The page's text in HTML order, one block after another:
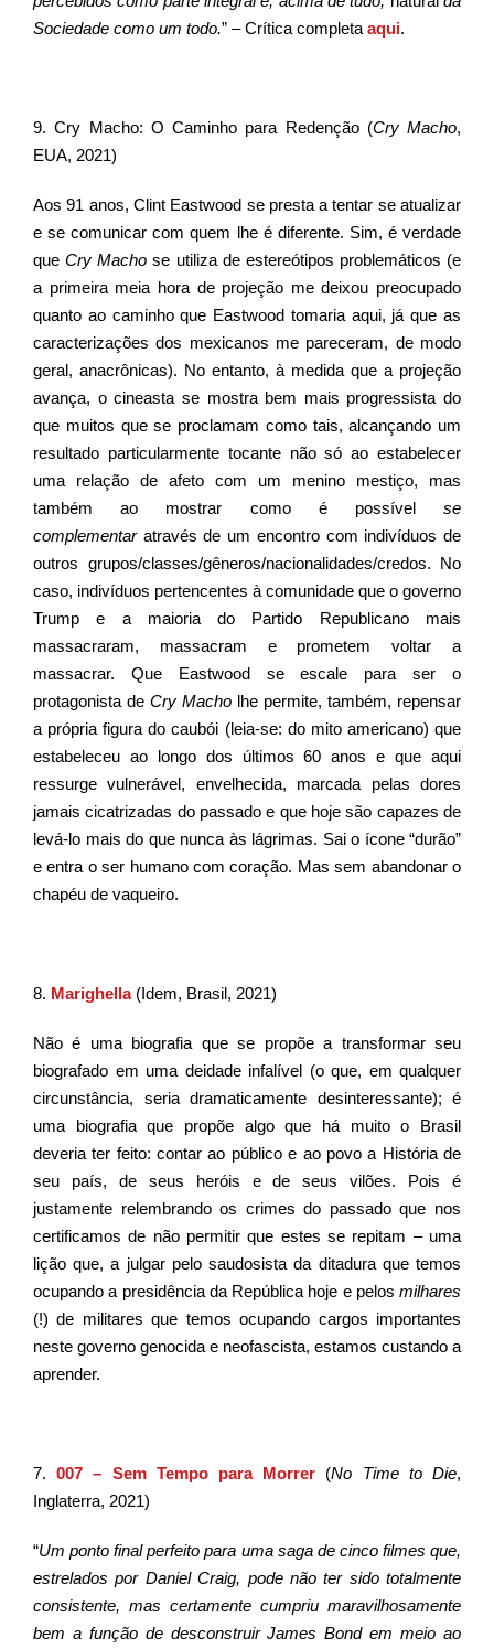
Sociedade como um todo.” – Crítica completa aqui.
9. Cry Macho: O Caminho para Redenção (Cry Macho,
EUA, 2021)
Aos 91 anos, Clint Eastwood se presta a tentar se atualizar
e se comunicar com quem lhe é diferente. Sim, é verdade
queCry Macho se utiliza de estereótipos problemáticos (e
a primeira meia hora de projeção me deixou preocupado
quanto ao caminho que Eastwood tomaria aqui, já que as
caracterizações dos mexicanos me pareceram, de modo
geral, anacrônicas). No entanto, à medida que a projeção
avança, o cineasta se mostra bem mais progressista do
que muitos que se proclamam como tais, alcançando um
resultado particularmente tocante não só ao estabelecer
uma relação de afeto com um menino mestiço, mas
também ao mostrar como é possível se
complementar através de um encontro com indivíduos de
outros grupos/classes/gêneros/nacionalidades/credos. No
caso, indivíduos pertencentes à comunidade que o governo
Trump e a maioria do Partido Republicano mais
massacraram, massacram e prometem voltar a
massacrar. Que Eastwood se escale para ser o
protagonista de Cry Macho lhe permite, também, repensar
a própria figura do caubói (leia-se: do mito americano) que
estabeleceu ao longo dos últimos 60 anos e que aqui
ressurge vulnerável, envelhecida, marcada pelas dores
jamais cicatrizadas do passado e que hoje são capazes de
levá-lo mais do que nunca às lágrimas. Sai o ícone “durão”
e entra o ser humano com coração. Mas sem abandonar o
chapéu de vaqueiro.
8. Marighella(Idem, Brasil, 2021)
Não é uma biografia que se propõe a transformar seu
biografado em uma deidade infalível (o que, em qualquer
circunstância, seria dramaticamente desinteressante); é
uma biografia que propõe algo que há muito o Brasil
deveria ter feito: contar ao público e ao povo a História de
seu país, de seus heróis e de seus vilões. Pois é
justamente relembrando os crimes do passado que nos
certificamos de não permitir que estes se repitam – uma
lição que, a julgar pelo saudosista da ditadura que temos
ocupando a presidência da República hoje e pelos milhares
(!) de militares que temos ocupando cargos importantes
neste governo genocida e neofascista, estamos custando a
aprender.
7.007 – Sem Tempo para Morrer (No Time to Die,
Inglaterra, 2021)
“Um ponto final perfeito para uma saga de cinco filmes que,
estrelados por Daniel Craig, pode não ter sido totalmente
consistente, mas certamente cumpriu maravilhosamente
bem a função de desconstruir James Bond em meio ao